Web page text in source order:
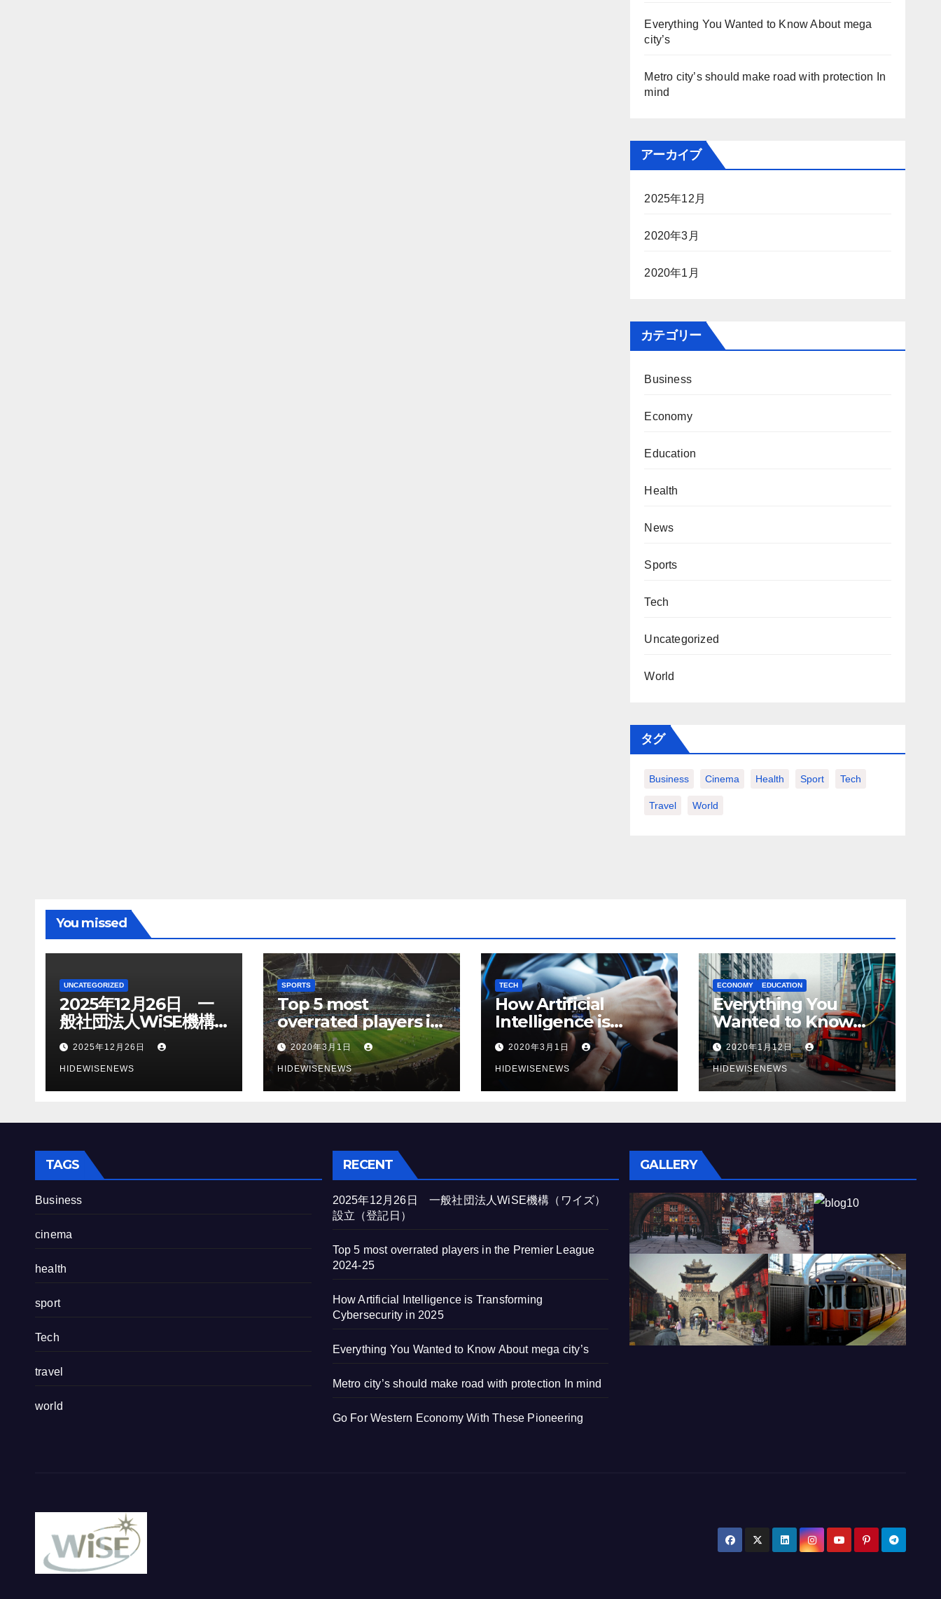
Everything You Wanted to Know About mega
city’s
Metro city’s should make road with protection In
mind
アーカイブ
2025年12月
2020年3月
2020年1月
カテゴリー
Business
Economy
Education
Health
News
Sports
Tech
Uncategorized
World
タグ
Business Cinema Health Sport Tech
Travel World
You missed
UNCATEGORIZED
2025年12月26日 一
般社団法人WiSE機構
（ワイズ）設立（登記
日）
2025年12月26日
HIDEWISENEWS
SPORTS
Top 5 most
overrated players in
the Premier League
2024-25
2020年3月1日
HIDEWISENEWS
TECH
How Artificial
Intelligence is
Transforming
Cybersecurity in
2025
2020年3月1日
HIDEWISENEWS
ECONOMY EDUCATION
Everything You
Wanted to Know
About mega city’s
2020年1月12日
HIDEWISENEWS
TAGS
Business
cinema
health
sport
Tech
travel
world
RECENT
2025年12月26日 一般社団法人WiSE機構（ワイズ）
設立（登記日）
Top 5 most overrated players in the Premier League
2024-25
How Artificial Intelligence is Transforming
Cybersecurity in 2025
Everything You Wanted to Know About mega city’s
Metro city’s should make road with protection In mind
Go For Western Economy With These Pioneering
GALLERY